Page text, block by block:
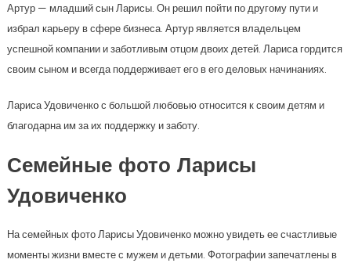
Артур — младший сын Ларисы. Он решил пойти по другому пути и
избрал карьеру в сфере бизнеса. Артур является владельцем
успешной компании и заботливым отцом двоих детей. Лариса гордится
своим сыном и всегда поддерживает его в его деловых начинаниях.
Лариса Удовиченко с большой любовью относится к своим детям и
благодарна им за их поддержку и заботу.
Семейные фото Ларисы
Удовиченко
На семейных фото Ларисы Удовиченко можно увидеть ее счастливые
моменты жизни вместе с мужем и детьми. Фотографии запечатлены в